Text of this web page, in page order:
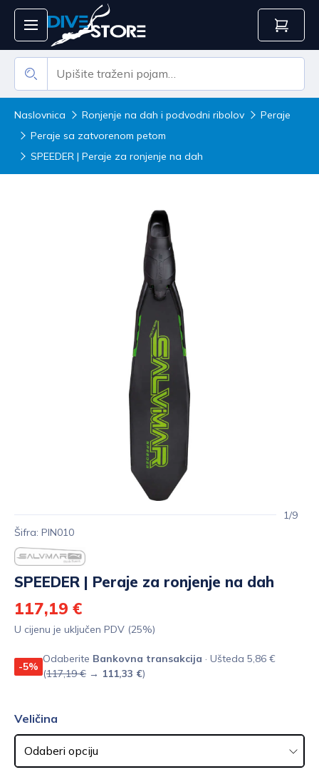
Naslovnica Ronjenje na dah i podvodni ribolov
Peraje
Peraje sa zatvorenom petom
SPEEDER | Peraje za ronjenje na dah
1/9
Šifra: PIN010
SPEEDER | Peraje za ronjenje na dah
117,19 €
U cijenu je uključen PDV (25%)
-5%
Odaberite Bankovna transakcija · Ušteda 5,86 €
(117,19 € → 111,33 €)
Veličina